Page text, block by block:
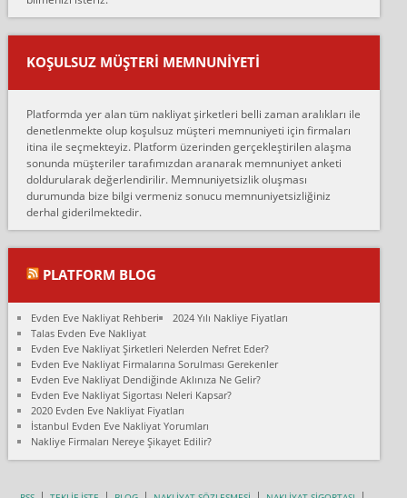
mehmet güldü:
Ankara ALİCANLAR NAKLİYAT Tutarsız ve ticari ahlak problemleri
var verdikleri fiyat teklifini arttırdılar. Sonrasında taşıma gününde
oldukça tutarsı...
Ankara Alicanlar naklyat tel 5465524025. 2600 TL'ye ankaradan
Konya ya Alicanlar naklyat la anlaştık bu şahıs evin taşınacağı gün
fiyatın mazoto gele...
Fatih kokmese:
Diyarbakır dan eşyamı getirtmek için anlaştım sözleşme yaptım.
Son anda fiyat artırdılar.. mecburiyetten tasittim.. bu kişiler ağrılı
Ali:
olduk. Asansörlü dediler sonra uraya asansör kurulmaz dediler
fark istediler. ortada asa...
Nimet:
Ben 2021 Ağustos ilk haftası Evimi taşıdım yani İstanbul'un bir
Mahallesi'nden bir başka Mahallesi'ne yani Ümraniye bölgesinde
oturuyorum önceleri ara...
Nimet Köse:
Merhaba ben 2021 Ağustos ilk haftası evimi Ümraniye'den Çok
Hancıoğlu naklyatla taşındım...
KOŞULSUZ MÜŞTERI MEMNUNIYETI
Platformda yer alan tüm nakliyat şirketleri belli zaman aralıkları ile
denetlenmekte olup koşulsuz müşteri memnuniyeti için firmaları
itina ile seçmekteyiz. Platform üzerinden gerçekleştirilen alaşma
sonunda müşteriler tarafımızdan aranarak memnuniyet anketi
doldurularak değerlendirilir. Memnuniyetsizlik oluşması
durumunda bize bilgi vermeniz sonucu memnuniyetsizliğiniz
derhal giderilmektedir.
PLATFORM BLOG
Evden Eve Nakliyat Rehberi
2024 Yılı Nakliye Fiyatları
Talas Evden Eve Nakliyat
Evden Eve Nakliyat Şirketleri Nelerden Nefret Eder?
Evden Eve Nakliyat Firmalarına Sorulması Gerekenler
Evden Eve Nakliyat Dendiğinde Aklınıza Ne Gelir?
Evden Eve Nakliyat Sigortası Neleri Kapsar?
2020 Evden Eve Nakliyat Fiyatları
İstanbul Evden Eve Nakliyat Yorumları
Nakliye Firmaları Nereye Şikayet Edilir?